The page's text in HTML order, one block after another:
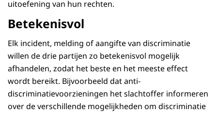
uitoefening van hun rechten.
Betekenisvol
Elk incident, melding of aangifte van discriminatie
willen de drie partijen zo betekenisvol mogelijk
afhandelen, zodat het beste en het meeste effect
wordt bereikt. Bijvoorbeeld dat anti-
discriminatievoorzieningen het slachtoffer informeren
over de verschillende mogelijkheden om discriminatie